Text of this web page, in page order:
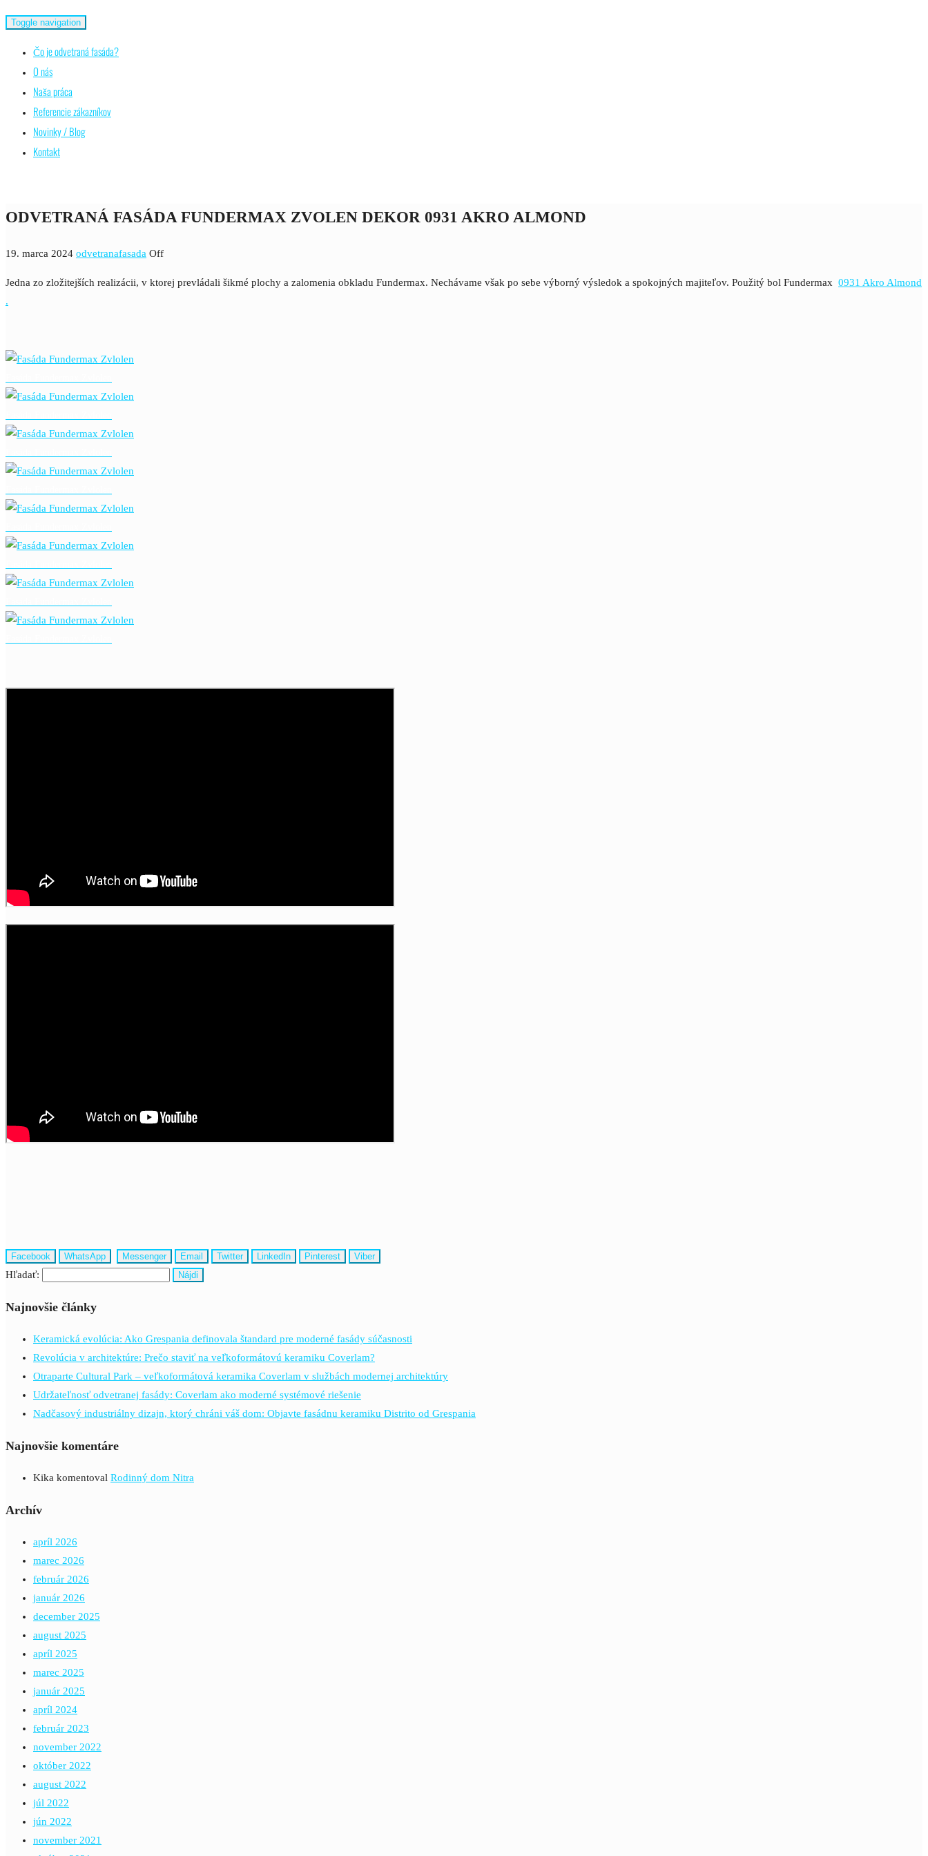
Toggle navigation
Čo je odvetraná fasáda?
O nás
Naša práca
Referencie zákazníkov
Novinky / Blog
Kontakt
ODVETRANÁ FASÁDA FUNDERMAX ZVOLEN DEKOR 0931 AKRO ALMOND
19. marca 2024 odvetranafasada Off
Jedna zo zložitejších realizácii, v ktorej prevládali šikmé plochy a zalomenia obkladu Fundermax. Nechávame však po sebe výborný výsledok a spokojných majiteľov. Použitý bol Fundermax 0931 Akro Almond
.
Facebook WhatsApp Messenger Email Twitter LinkedIn Pinterest Viber
Hľadať:
Najnovšie články
Keramická evolúcia: Ako Grespania definovala štandard pre moderné fasády súčasnosti
Revolúcia v architektúre: Prečo staviť na veľkoformátovú keramiku Coverlam?
Otraparte Cultural Park – veľkoformátová keramika Coverlam v službách modernej architektúry
Udržateľnosť odvetranej fasády: Coverlam ako moderné systémové riešenie
Nadčasový industriálny dizajn, ktorý chráni váš dom: Objavte fasádnu keramiku Distrito od Grespania
Najnovšie komentáre
Kika komentoval Rodinný dom Nitra
Archív
apríl 2026
marec 2026
február 2026
január 2026
december 2025
august 2025
apríl 2025
marec 2025
január 2025
apríl 2024
február 2023
november 2022
október 2022
august 2022
júl 2022
jún 2022
november 2021